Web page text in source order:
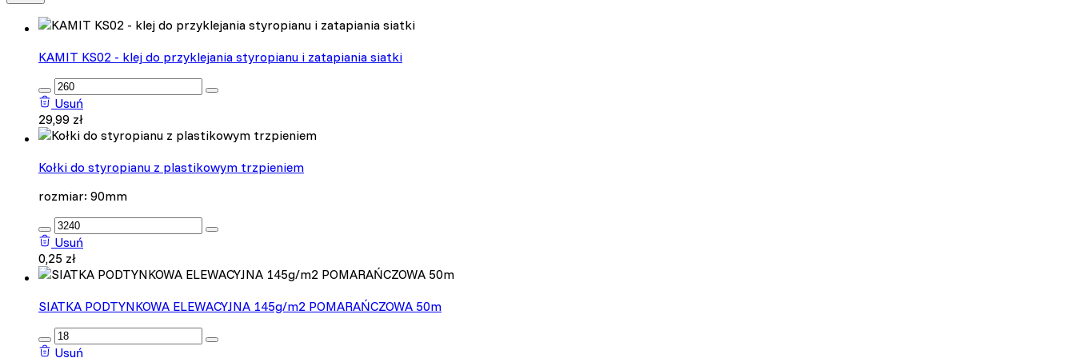
KAMIT KS02 - klej do przyklejania styropianu i zatapiania siatki
:product_name quantity
Usuń
29,99 zł
Kołki do styropianu z plastikowym trzpieniem
rozmiar: 90mm
:product_name quantity
Usuń
0,25 zł
SIATKA PODTYNKOWA ELEWACYJNA 145g/m2 POMARAŃCZOWA 50m
:product_name quantity
Usuń